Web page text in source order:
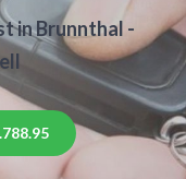
in Brunnthal -